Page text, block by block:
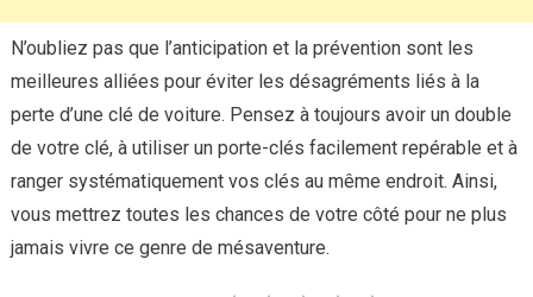
N’oubliez pas que l’anticipation et la prévention sont les
meilleures alliées pour éviter les désagréments liés à la
perte d’une clé de voiture. Pensez à toujours avoir un double
de votre clé, à utiliser un porte-clés facilement repérable et à
ranger systématiquement vos clés au même endroit. Ainsi,
vous mettrez toutes les chances de votre côté pour ne plus
jamais vivre ce genre de mésaventure.